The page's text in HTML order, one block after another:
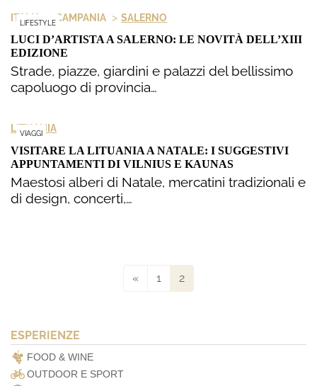
LIFESTYLE
ITALIA > CAMPANIA > SALERNO
LUCI D’ARTISTA A SALERNO: LE NOVITÀ DELL’XIII
EDIZIONE
Strade, piazze, giardini e palazzi del bellissimo
capoluogo di provincia…
VIAGGI
LITUANIA
VISITARE LA LITUANIA A NATALE: I SUGGESTIVI
APPUNTAMENTI DI VILNIUS E KAUNAS
Maestosi alberi di Natale, mercatini tradizionali e
di design, concerti,…
« 1 2
ESPERIENZE
FOOD & WINE
OUTDOOR E SPORT